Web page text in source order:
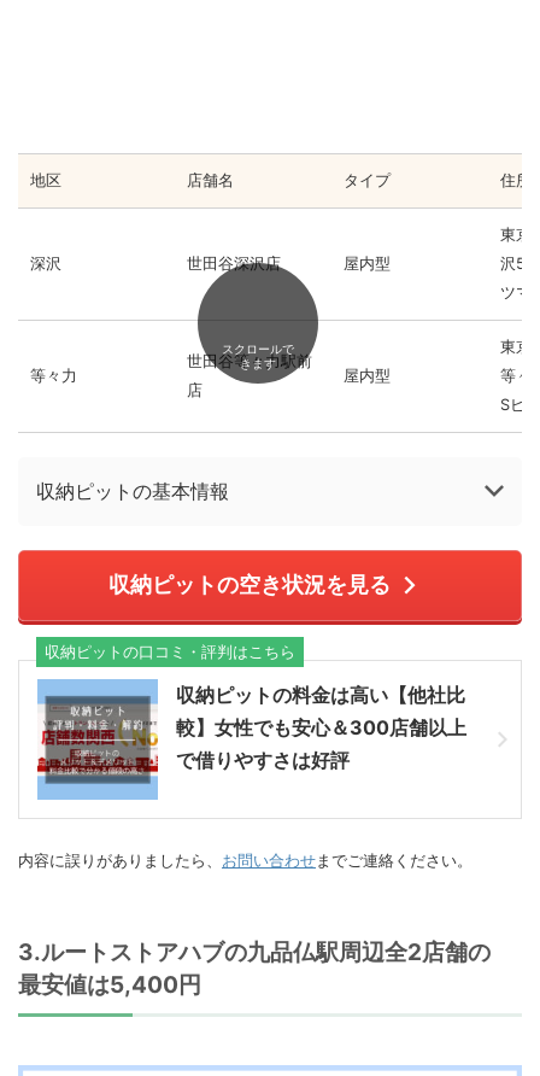
地区 店舗名 タイプ 住所
深沢 世田谷深沢店 屋内型
東京
沢5-
ツマ
等々力
世田谷等々力駅前
店
屋内型
東京
等々
Sビ
スクロールで
きます
収納ピットの基本情報
収納ピットの空き状況を見る
収納ピットの料金は高い【他社比
較】女性でも安心＆300店舗以上
で借りやすさは好評
収納ピットの口コミ・評判はこちら
内容に誤りがありましたら、 お問い合わせ までご連絡ください。
3.ルートストアハブの九品仏駅周辺全2店舗の
最安値は5,400円